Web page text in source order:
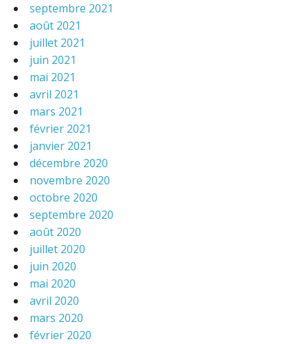
septembre 2021
août 2021
juillet 2021
juin 2021
mai 2021
avril 2021
mars 2021
février 2021
janvier 2021
décembre 2020
novembre 2020
octobre 2020
septembre 2020
août 2020
juillet 2020
juin 2020
mai 2020
avril 2020
mars 2020
février 2020